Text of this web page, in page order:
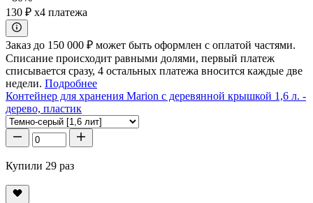
130 ₽ x4 платежа
Заказ до 150 000 ₽ может быть оформлен с оплатой частями.
Списание происходит равными долями, первый платеж
списывается сразу, 4 остальных платежа вносится каждые две
недели. Подробнее
Контейнер для хранения Marion с деревянной крышкой 1,6 л. -
дерево, пластик
Купили 29 раз